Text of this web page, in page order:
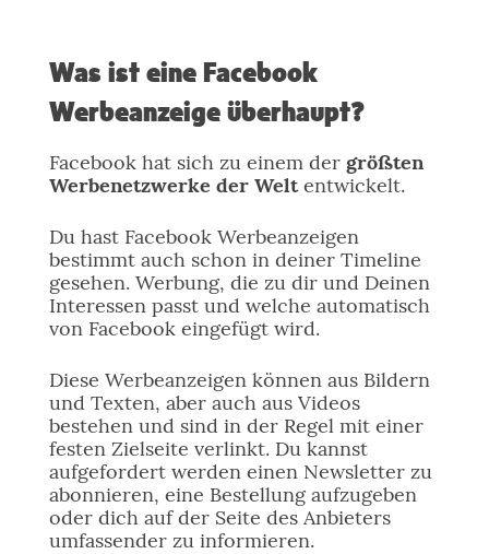
Was ist eine Facebook
Werbeanzeige überhaupt?
Facebook hat sich zu einem der größten
Werbenetzwerke der Weltentwickelt.
Du hast Facebook Werbeanzeigen
bestimmt auch schon in deiner Timeline
gesehen. Werbung, die zu dir und Deinen
Interessen passt und welche automatisch
von Facebook eingefügt wird.
Diese Werbeanzeigen können aus Bildern
und Texten, aber auch aus Videos
bestehen und sind in der Regel mit einer
festen Zielseite verlinkt. Du kannst
aufgefordert werden einen Newsletter zu
abonnieren, eine Bestellung aufzugeben
oder dich auf der Seite des Anbieters
umfassender zu informieren.